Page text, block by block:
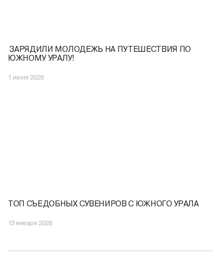
️ ЗАРЯДИЛИ МОЛОДЕЖЬ НА ПУТЕШЕСТВИЯ ПО
ЮЖНОМУ УРАЛУ!
1 июня 2026
ТОП СЪЕДОБНЫХ СУВЕНИРОВ С ЮЖНОГО УРАЛА
13 января 2026